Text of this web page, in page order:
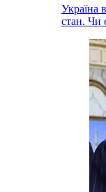
Україна
стан. Чи